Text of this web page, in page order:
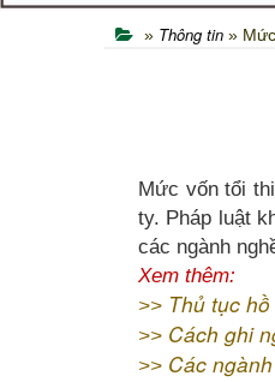
» Thông tin »
Mức vốn tổi
ty. Pháp luật
các ngành
Xem thêm:
>> Thủ tục
>> Cách ghi
>> Các